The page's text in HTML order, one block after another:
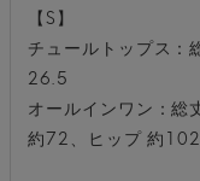
【S】
チュールトップス
26.5
オールインワン：
約72、ヒップ 約